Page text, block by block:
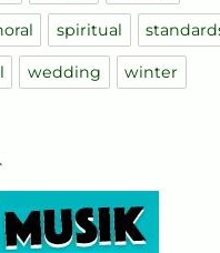
spiritual
wedding winter